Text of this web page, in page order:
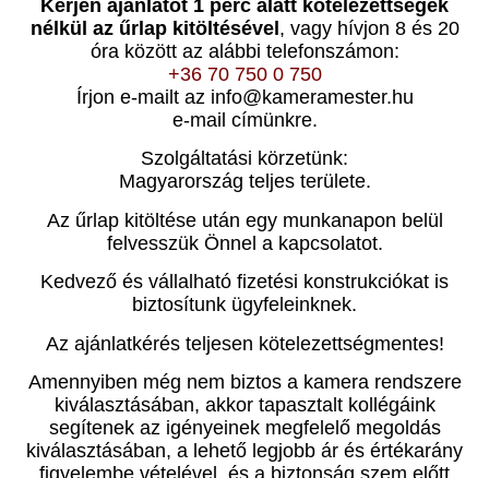
Kérjen ajánlatot 1 perc alatt kötelezettségek
nélkül az űrlap kitöltésével, vagy hívjon 8 és 20
óra között az alábbi telefonszámon:
+36 70 750 0 750
Írjon e-mailt az info@kameramester.hu
e-mail címünkre.
Szolgáltatási körzetünk:
Magyarország teljes területe.
Az űrlap kitöltése után egy munkanapon belül
felvesszük Önnel a kapcsolatot.
Kedvező és vállalható fizetési konstrukciókat is
biztosítunk ügyfeleinknek.
Az ajánlatkérés teljesen kötelezettségmentes!
Amennyiben még nem biztos a kamera rendszere
kiválasztásában, akkor tapasztalt kollégáink
segítenek az igényeinek megfelelő megoldás
kiválasztásában, a lehető legjobb ár és értékarány
figyelembe vételével, és a biztonság szem előtt